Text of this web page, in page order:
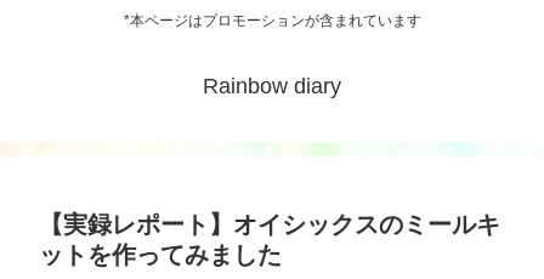
*本ページはプロモーションが含まれています
Rainbow diary
【実録レポート】オイシックスのミールキ
ットを作ってみました